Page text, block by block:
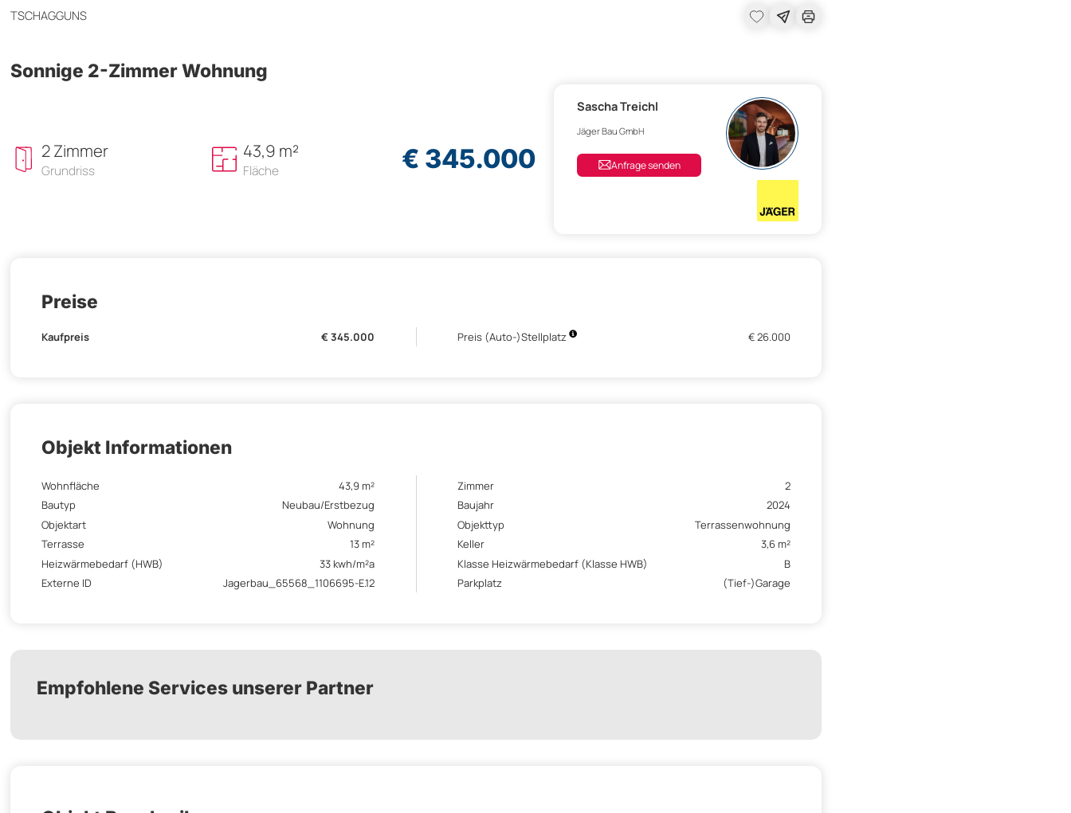
TSCHAGGUNS
Sonnige 2-Zimmer Wohnung
2 Zimmer
Grundriss
43,9 m²
Fläche € 345.000
Sascha Treichl
Jäger Bau GmbH
Anfrage senden
Preise
Kaufpreis € 345.000 Preis (Auto-)Stellplatz € 26.000
Objekt Informationen
Wohnfläche 43,9 m² Zimmer
2
Bautyp
Neubau/Erstbezug Baujahr
2024
Objektart
Wohnung Objekttyp
Terrassenwohnung
Terrasse
13 m² Keller
3,6 m²
Heizwärmebedarf (HWB)
33 kwh/m²a Klasse Heizwärmebedarf (Klasse HWB)
B
Externe ID
Jagerbau_65568_1106695-E.12 Parkplatz (Tief-)Garage
Empfohlene Services unserer Partner